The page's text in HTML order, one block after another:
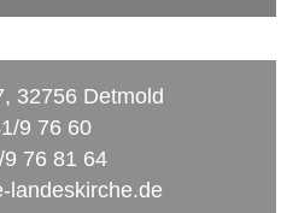
32756 Detmold
9 76 60
76 81 64
landeskirche.de